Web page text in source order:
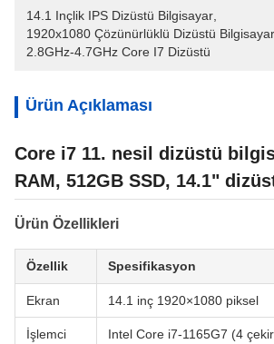
14.1 Inçlik IPS Dizüstü Bilgisayar
1920x1080 Çözünürlüklü Dizüstü Bilgisayar
2.8GHz-4.7GHz Core I7 Dizüstü
Ürün Açıklaması
Core i7 11. nesil dizüstü
RAM, 512GB SSD, 14.1"
Ürün Özellikleri
Özellik Spesifikasyon
Ekran 14.1 inç 1920×1080 piksel
İşlemci
Intel Core i7-1165G7 (4